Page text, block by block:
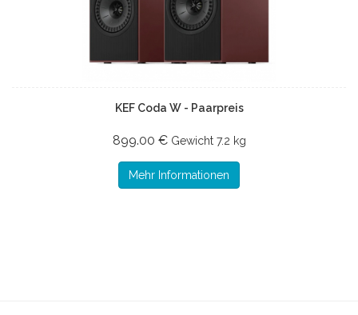
KEF Coda W - Paarpreis
899.00 € Gewicht 7.2 kg
Mehr Informationen